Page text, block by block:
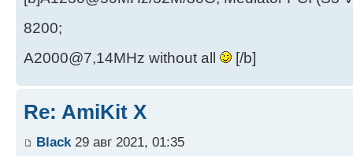
8200;
A2000@7,14MHz without all
[/b]
Re: AmiKit X
Black 29 авг 2021, 01:35